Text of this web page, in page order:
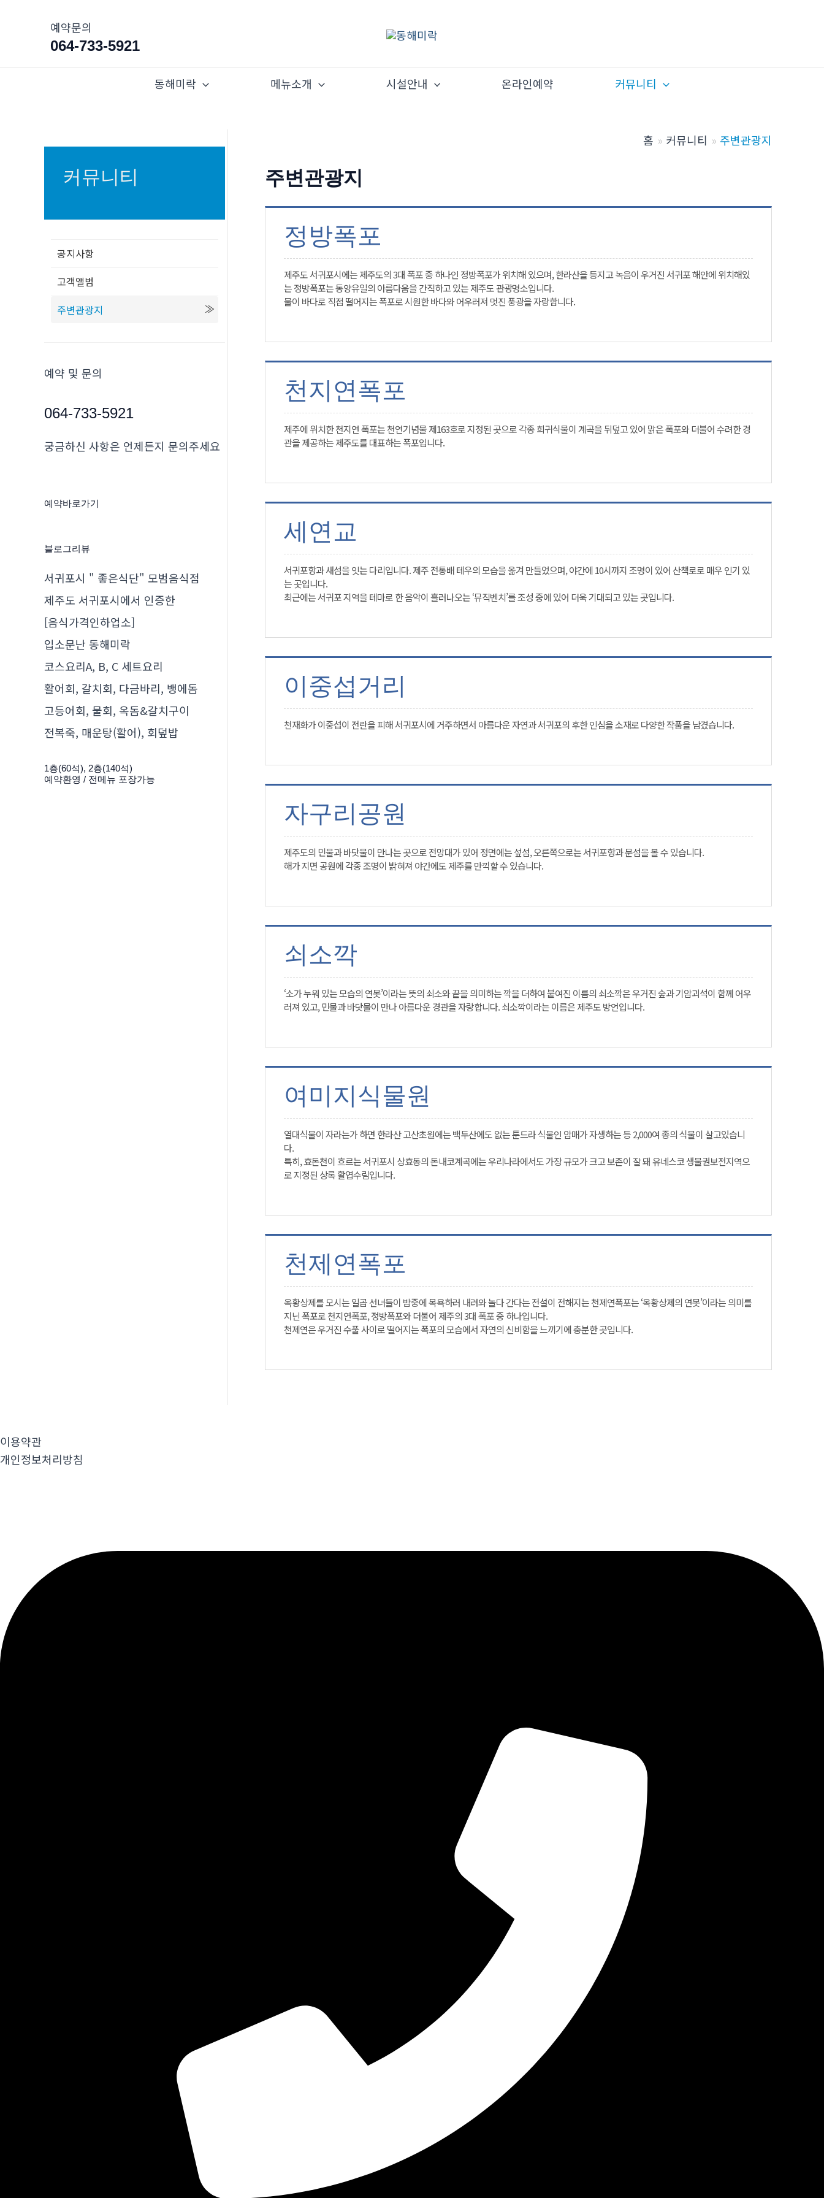
예약문의
064-733-5921
동해미락 메뉴소개 시설안내 온라인예약 커뮤니티
커뮤니티
공지사항
고객앨범
주변관광지
예약 및 문의
064-733-5921
궁금하신 사항은 언제든지 문의주세요
예약바로가기
블로그리뷰
서귀포시 " 좋은식단" 모범음식점
제주도 서귀포시에서 인증한
[음식가격인하업소]
입소문난 동해미락
코스요리A, B, C 세트요리
활어회, 갈치회, 다금바리, 뱅에돔
고등어회, 물회, 옥돔&갈치구이
전복죽, 매운탕(활어), 회덮밥
1층(60석), 2층(140석)
예약환영 / 전메뉴 포장가능
홈 커뮤니티 주변관광지
주변관광지
정방폭포
제주도 서귀포시에는 제주도의 3대 폭포 중 하나인 정방폭포가 위치해 있으며, 한라산을 등지고 녹음이 우거진 서귀포 해안에 위치해있
는 정방폭포는 동양유일의 아름다움을 간직하고 있는 제주도 관광명소입니다.
물이 바다로 직접 떨어지는 폭포로 시원한 바다와 어우러져 멋진 풍광을 자랑합니다.
천지연폭포
제주에 위치한 천지연 폭포는 천연기념물 제163호로 지정된 곳으로 각종 희귀식물이 계곡을 뒤덮고 있어 맑은 폭포와 더불어 수려한 경
관을 제공하는 제주도를 대표하는 폭포입니다.
세연교
서귀포항과 새섬을 잇는 다리입니다. 제주 전통배 테우의 모습을 옮겨 만들었으며, 야간에 10시까지 조명이 있어 산책로로 매우 인기 있
는 곳입니다.
최근에는 서귀포 지역을 테마로 한 음악이 흘러나오는 ‘뮤직벤치’를 조성 중에 있어 더욱 기대되고 있는 곳입니다.
이중섭거리
천재화가 이중섭이 전란을 피해 서귀포시에 거주하면서 아름다운 자연과 서귀포의 후한 인심을 소재로 다양한 작품을 남겼습니다.
자구리공원
제주도의 민물과 바닷물이 만나는 곳으로 전망대가 있어 정면에는 섶섬, 오른쪽으로는 서귀포항과 문섬을 볼 수 있습니다.
해가 지면 공원에 각종 조명이 밝혀져 야간에도 제주를 만끽할 수 있습니다.
쇠소깍
‘소가 누워 있는 모습의 연못’이라는 뜻의 쇠소와 끝을 의미하는 깍을 더하여 붙여진 이름의 쇠소깍은 우거진 숲과 기암괴석이 함께 어우
러져 있고, 민물과 바닷물이 만나 아름다운 경관을 자랑합니다. 쇠소깍이라는 이름은 제주도 방언입니다.
여미지식물원
열대식물이 자라는가 하면 한라산 고산초원에는 백두산에도 없는 툰드라 식물인 암매가 자생하는 등 2,000여 종의 식물이 살고있습니
다.
특히, 효돈천이 흐르는 서귀포시 상효동의 돈내코계곡에는 우리나라에서도 가장 규모가 크고 보존이 잘 돼 유네스코 생물권보전지역으
로 지정된 상록 활엽수림입니다.
천제연폭포
옥황상제를 모시는 일곱 선녀들이 밤중에 목욕하러 내려와 놀다 간다는 전설이 전해지는 천제연폭포는 ‘옥황상제의 연못’이라는 의미를
지닌 폭포로 천지연폭포, 정방폭포와 더불어 제주의 3대 폭포 중 하나입니다.
천제연은 우거진 수풀 사이로 떨어지는 폭포의 모습에서 자연의 신비함을 느끼기에 충분한 곳입니다.
이용약관
개인정보처리방침